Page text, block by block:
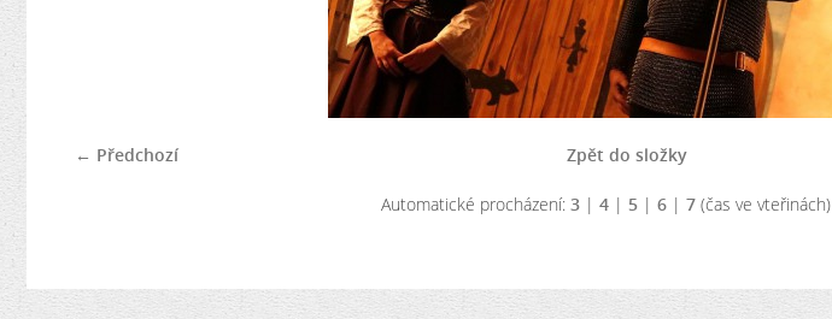
← Předchozí Zpět do složky
Automatické procházení: 3| 4| 5| 6| 7(čas ve vteřinách)